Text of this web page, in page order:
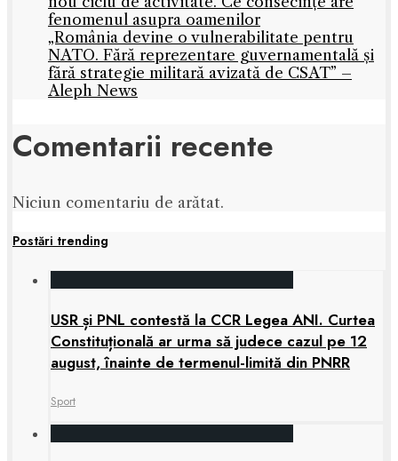
fenomenul asupra oamenilor
„România devine o vulnerabilitate pentru
NATO. Fără reprezentare guvernamentală și
fără strategie militară avizată de CSAT” –
Aleph News
Comentarii recente
Niciun comentariu de arătat.
Postări trending
USR și PNL contestă la CCR Legea ANI. Curtea
Constituțională ar urma să judece cazul pe 12
august, înainte de termenul-limită din PNRR
Sport